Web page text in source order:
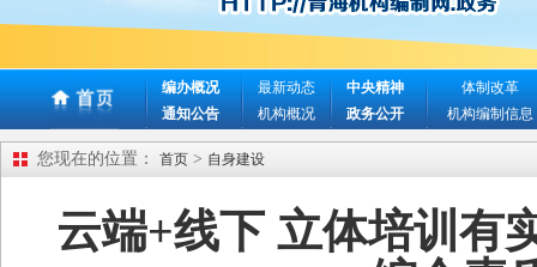
编办概况
通知公告
最新动态
机构概况
中央精神
政务公开
体制改革
机构编制信息
您现在的位置： 首页 > 自身建设
云端+线下 立体培训